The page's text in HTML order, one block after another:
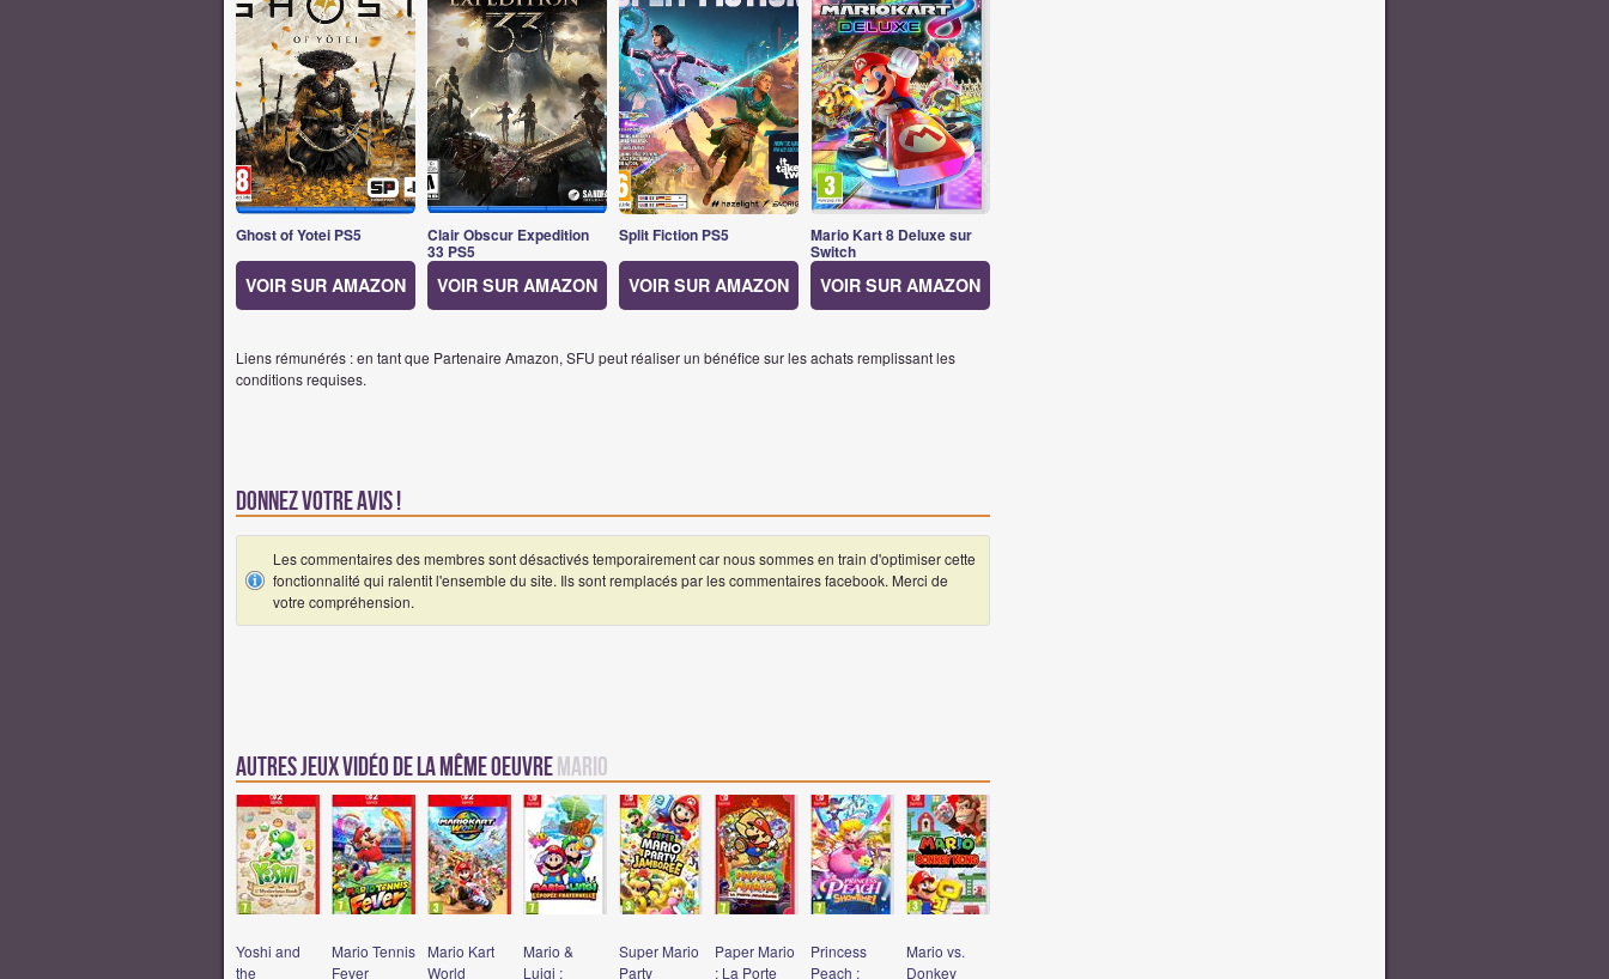
Ghost of Yotei PS5
VOIR SUR AMAZON
Clair Obscur Expedition
33 PS5
VOIR SUR AMAZON
Split Fiction PS5
VOIR SUR AMAZON
Mario Kart 8 Deluxe sur
Switch
VOIR SUR AMAZON
Liens rémunérés : en tant que Partenaire Amazon, SFU peut réaliser un bénéfice sur les achats remplissant les
conditions requises.
Donnez votre avis !
Les commentaires des membres sont désactivés temporairement car nous sommes en train d'optimiser cette
fonctionnalité qui ralentit l'ensemble du site. Ils sont remplacés par les commentaires facebook. Merci de
votre compréhension.
Autres jeux vidéo de la même oeuvre Mario
Yoshi and
the
Mario Tennis
Fever
Mario Kart
World
Mario &
Luigi :
Super Mario
Party
Paper Mario
: La Porte
Princess
Peach :
Mario vs.
Donkey